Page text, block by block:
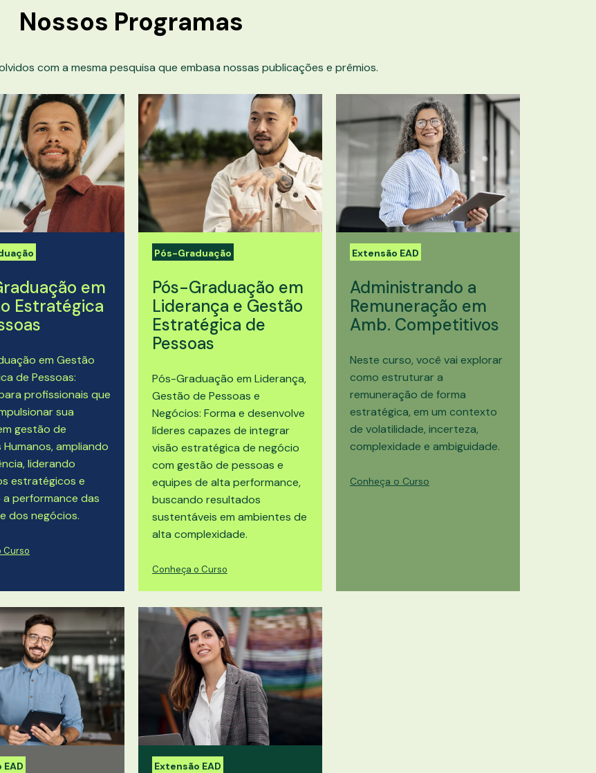
Nossos Programas
com a mesma pesquisa que embasa nossas publicações e prêmios.
em
Estratégica
em Gestão
de Pessoas:
profissionais que
sua
gestão de
Humanos, ampliando
liderando
estratégicos e
a performance das
dos negócios.
Curso
Pós-Graduação
Pós-Graduação em
Liderança e Gestão
Estratégica de
Pessoas
Pós-Graduação em Liderança,
Gestão de Pessoas e
Negócios: Forma e desenvolve
líderes capazes de integrar
visão estratégica de negócio
com gestão de pessoas e
equipes de alta performance,
buscando resultados
sustentáveis em ambientes de
alta complexidade.
Conheça o Curso
Extensão EAD
Administrando a
Remuneração em
Amb. Competitivos
Neste curso, você vai explorar
como estruturar a
remuneração de forma
estratégica, em um contexto
de volatilidade, incerteza,
complexidade e ambiguidade.
Conheça o Curso
Extensão EAD